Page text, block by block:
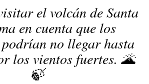
el volcán de Santa
en cuenta que los
no llegar hasta
los vientos fuertes. 🌋
🍃